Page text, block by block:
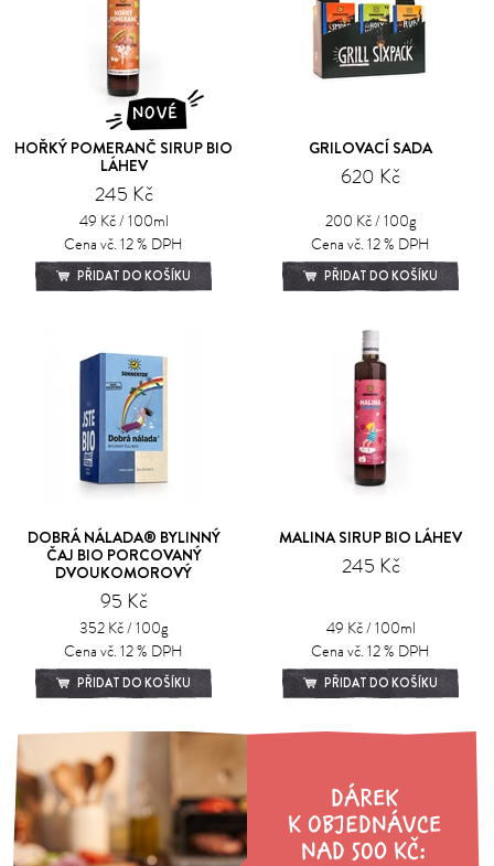
NOVÉ
HOŘKÝ POMERANČ SIRUP BIO
LÁHEV
245 Kč
49 Kč / 100ml
Cena vč. 12 % DPH
PŘIDAT DO KOŠÍKU
GRILOVACÍ SADA
620 Kč
200 Kč / 100g
Cena vč. 12 % DPH
PŘIDAT DO KOŠÍKU
DOBRÁ NÁLADA® BYLINNÝ
ČAJ BIO PORCOVANÝ
DVOUKOMOROVÝ
95 Kč
352 Kč / 100g
Cena vč. 12 % DPH
PŘIDAT DO KOŠÍKU
MALINA SIRUP BIO LÁHEV
245 Kč
49 Kč / 100ml
Cena vč. 12 % DPH
PŘIDAT DO KOŠÍKU
DÁREK
K OBJEDNÁVCE
NAD 500 KČ: